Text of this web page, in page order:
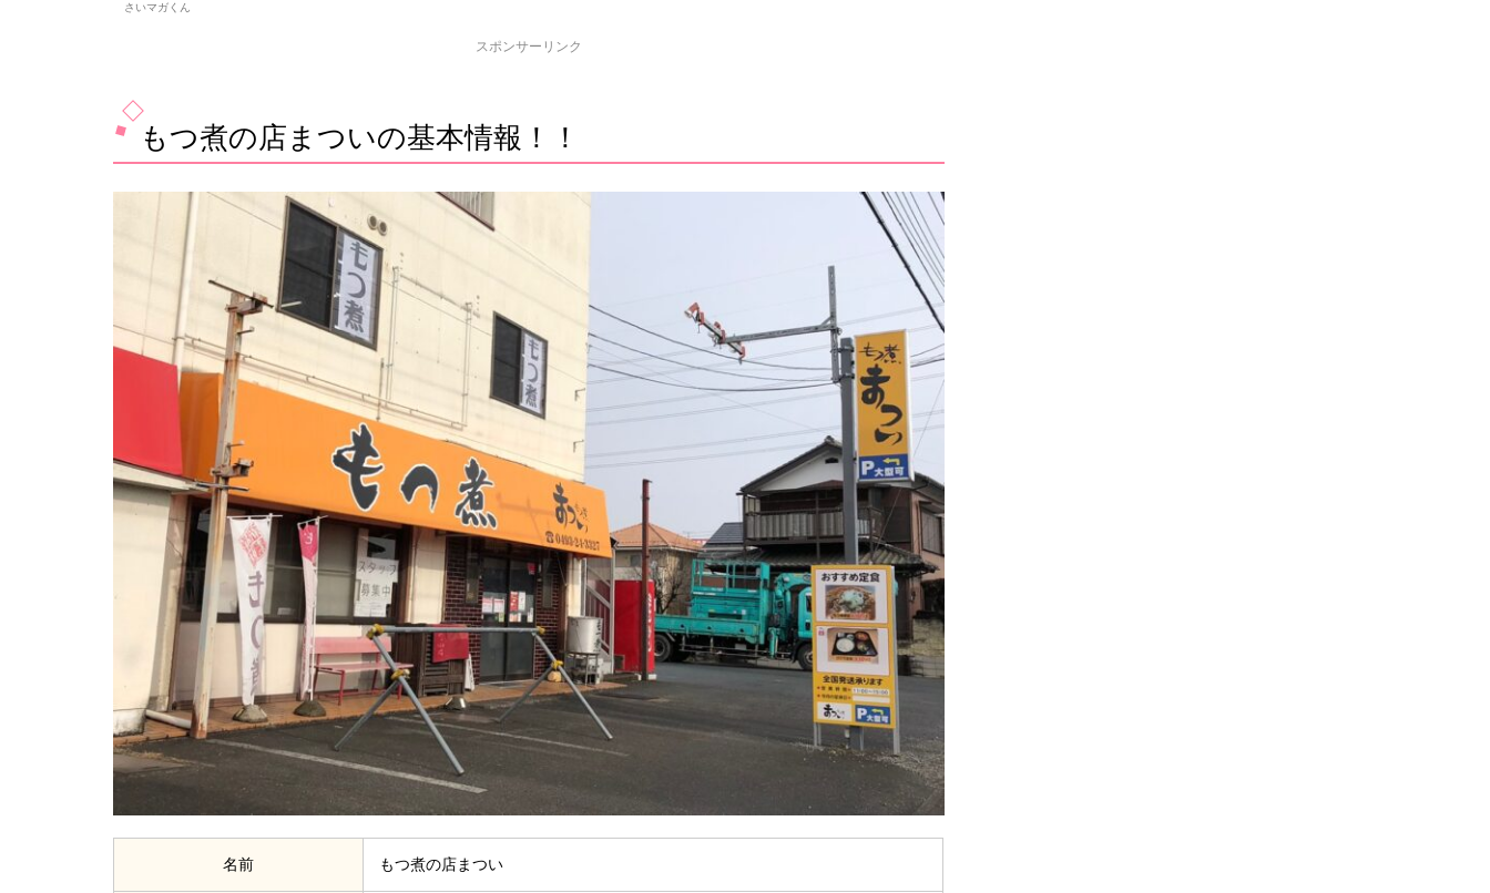
さいマガくん
スポンサーリンク
もつ煮の店まついの基本情報！！
名前 もつ煮の店まつい